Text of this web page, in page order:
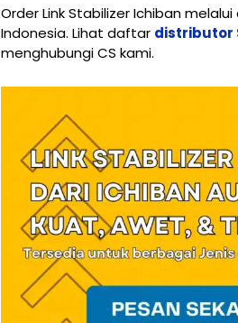
Order Link Stabilizer Ichiban
Indonesia. Lihat daftar distributor
menghubungi CS kami.